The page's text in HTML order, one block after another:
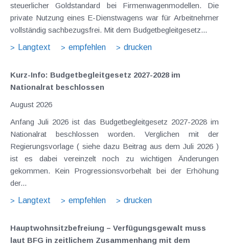
steuerlicher Goldstandard bei Firmenwagenmodellen. Die
private Nutzung eines E-Dienstwagens war für Arbeitnehmer
vollständig sachbezugsfrei. Mit dem Budgetbegleitgesetz...
Langtext
empfehlen drucken
Kurz-Info: Budgetbegleitgesetz 2027-2028 im
Nationalrat beschlossen
August 2026
Anfang Juli 2026 ist das Budgetbegleitgesetz 2027-2028 im
Nationalrat beschlossen worden. Verglichen mit der
Regierungsvorlage ( siehe dazu Beitrag aus dem Juli 2026 )
ist es dabei vereinzelt noch zu wichtigen Änderungen
gekommen. Kein Progressionsvorbehalt bei der Erhöhung
der...
Langtext
empfehlen drucken
Hauptwohnsitz​­befreiung – Verfügungsgewalt muss
laut BFG in zeitlichem Zusammenhang mit dem